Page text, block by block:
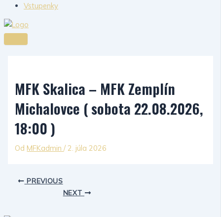
Vstupenky
MFK Skalica – MFK Zemplín
Michalovce ( sobota 22.08.2026,
18:00 )
Od MFKadmin/2. júla 2026
PREVIOUS
NEXT